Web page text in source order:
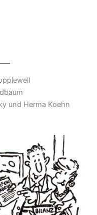
und Herma Koehn